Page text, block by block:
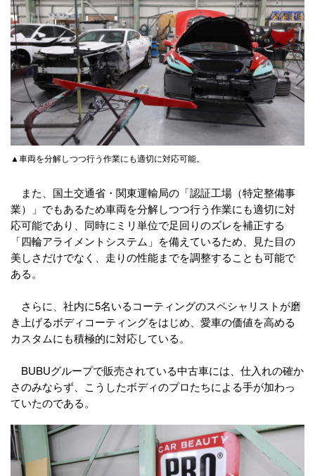
▲車両を分解しつつ行う作業にも適切に対応可能。
また、国土交通省・関東運輸局の「認証工場（特定整備事
業）」でもあるため車両を分解しつつ行う作業にも適切に対
応可能であり、同時にミリ単位で足回りのズレを補正する
「四輪アライメントシステム」を備えているため、見た目の
美しさだけでなく、走りの性能までを調整することも可能で
ある。
さらに、社内に5名いるコーティングのスペシャリストが磨
き上げるボディコーティングをはじめ、愛車の価値を高める
カスタムにも積極的に対応している。
BUBUグループで販売されている中古車には、仕入れの確か
さのみならず、こうしたボディのプロたちによる手が加わっ
ていたのである。